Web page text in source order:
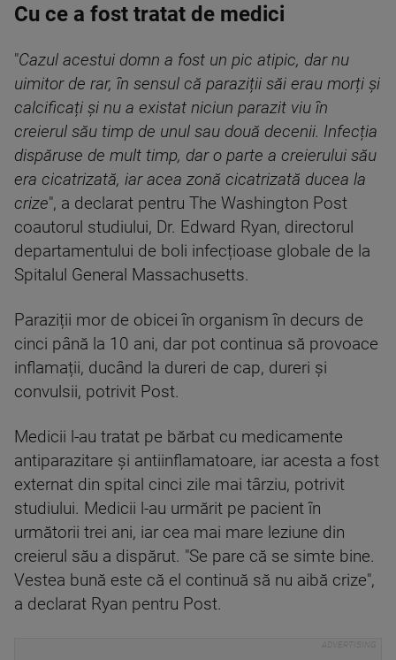
Cu ce a fost tratat de medici
"Cazul acestui domn a fost un pic atipic, dar nu
uimitor de rar, în sensul că paraziții săi erau morți și
calcificați și nu a existat niciun parazit viu în
creierul său timp de unul sau două decenii. Infecția
dispăruse de mult timp, dar o parte a creierului său
era cicatrizată, iar acea zonă cicatrizată ducea la
crize", a declarat pentru The Washington Post
coautorul studiului, Dr. Edward Ryan, directorul
departamentului de boli infecțioase globale de la
Spitalul General Massachusetts.
Paraziții mor de obicei în organism în decurs de
cinci până la 10 ani, dar pot continua să provoace
inflamații, ducând la dureri de cap, dureri și
convulsii, potrivit Post.
Medicii l-au tratat pe bărbat cu medicamente
antiparazitare și antiinflamatoare, iar acesta a fost
externat din spital cinci zile mai târziu, potrivit
studiului. Medicii l-au urmărit pe pacient în
următorii trei ani, iar cea mai mare leziune din
creierul său a dispărut. "Se pare că se simte bine.
Vestea bună este că el continuă să nu aibă crize",
a declarat Ryan pentru Post.